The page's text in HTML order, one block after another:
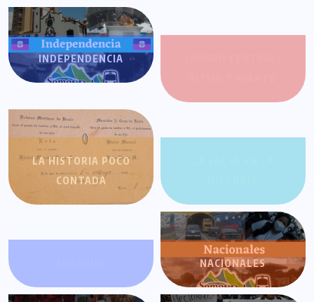
INDEPENDENCIA
LA HISTORIA POCO
CONTADA
NACIONALES